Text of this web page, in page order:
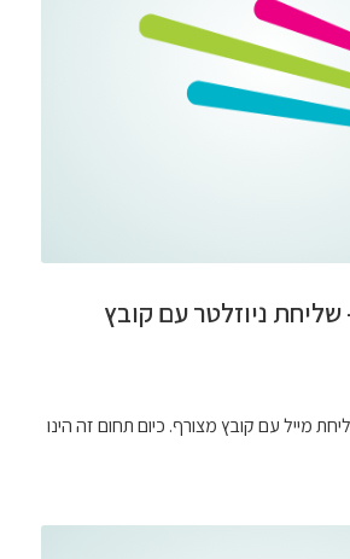
ניוזלטר עם קובץ
מייל עם קובץ מצורף. כיום תחום זה הינו